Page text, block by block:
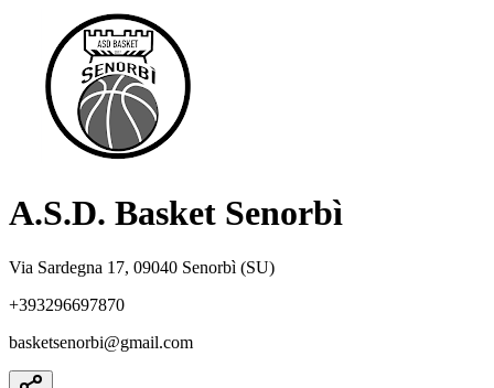
A.S.D. Basket Senorbì
Via Sardegna 17, 09040 Senorbì (SU)
+393296697870
basketsenorbi@gmail.com